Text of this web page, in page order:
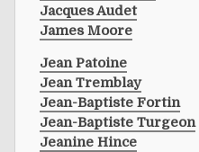
Jacques Audet
James Moore
Jean Patoine
Jean Tremblay
Jean-Baptiste Fortin
Jean-Baptiste Turgeon
Jeanine Hince